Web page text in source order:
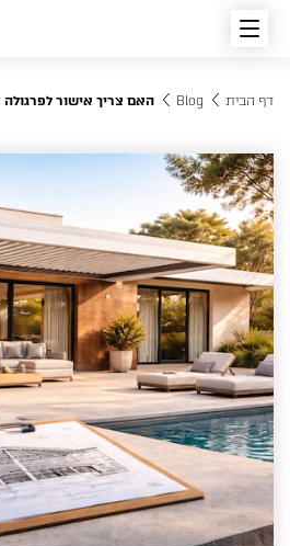
דף הבית Blog האם צריך אישורפרגולות חשמליות
סוגי הפרגולות החשמליות
פתרונות הצללה
מוצרים מובילים
רפפות וגגות הזזה חשמליים
צור קשר